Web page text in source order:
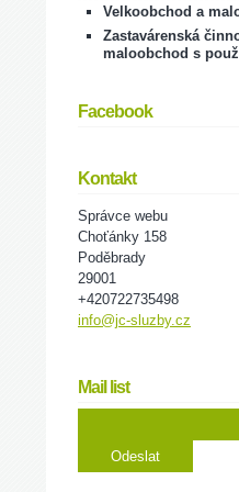
Velkoobchod a
Zastavárenská
maloobchod s
Facebook
Kontakt
Správce webu
Choťánky 158
Poděbrady
29001
+420722735498
info@jc-sluzby.cz
Mail list